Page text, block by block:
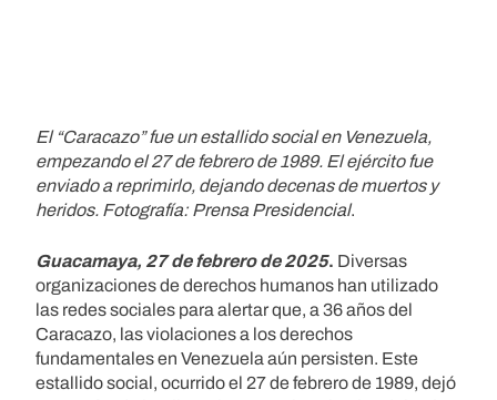
El “Caracazo” fue un estallido social en Venezuela,
empezando el 27 de febrero de 1989. El ejército fue
enviado a reprimirlo, dejando decenas de muertos y
heridos. Fotografía: Prensa Presidencial.
Guacamaya, 27 de febrero de 2025. Diversas
organizaciones de derechos humanos han utilizado
las redes sociales para alertar que, a 36 años del
Caracazo, las violaciones a los derechos
fundamentales en Venezuela aún persisten. Este
estallido social, ocurrido el 27 de febrero de 1989, dejó